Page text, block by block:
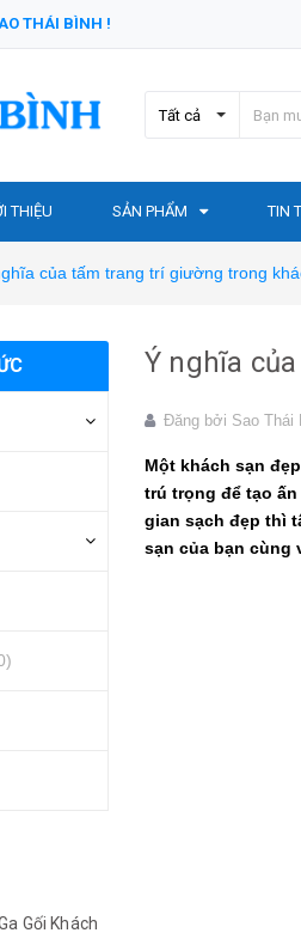
THÁI BÌNH !
Tất cả
THIỆU SẢN PHẨM TIN
của tấm trang trí giường trong
Ý nghĩa
Đăng bởi Sao Thái
Một khách sạn
trú trọng để tạo
gian sạch đẹp thì
sạn của bạn cùng
Gối Khách